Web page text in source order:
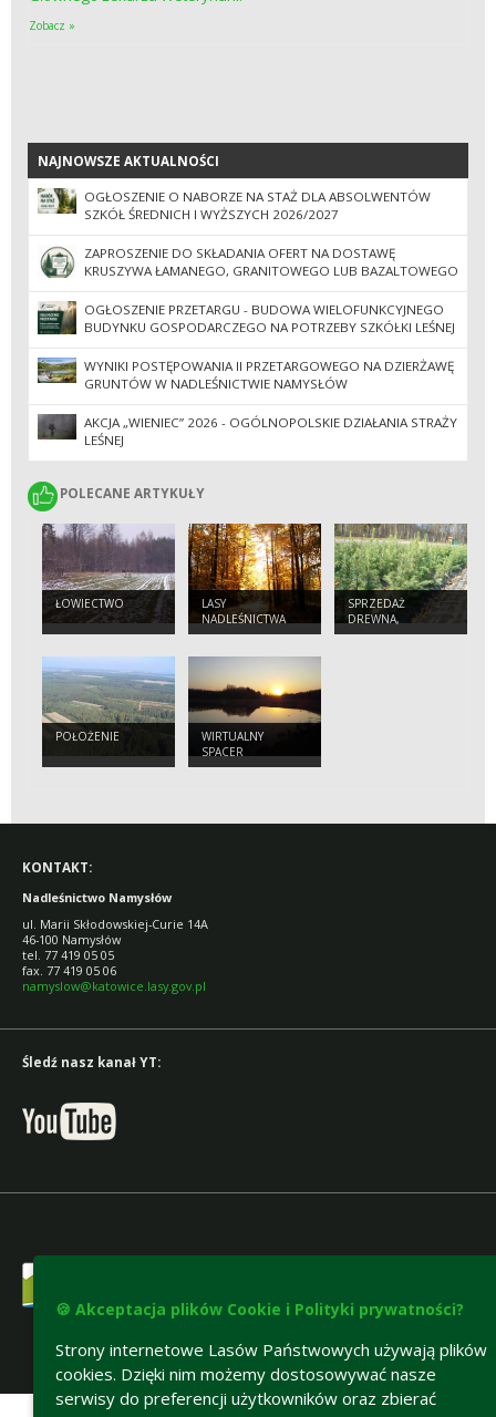
Zobacz »
NAJNOWSZE AKTUALNOŚCI
NAJNOWSZE AKTUALNOŚCI
OGŁOSZENIE O NABORZE NA STAŻ DLA ABSOLWENTÓW
SZKÓŁ ŚREDNICH I WYŻSZYCH 2026/2027
ZAPROSZENIE DO SKŁADANIA OFERT NA DOSTAWĘ
KRUSZYWA ŁAMANEGO, GRANITOWEGO LUB BAZALTOWEGO
OGŁOSZENIE PRZETARGU - BUDOWA WIELOFUNKCYJNEGO
BUDYNKU GOSPODARCZEGO NA POTRZEBY SZKÓŁKI LEŚNEJ
WYNIKI POSTĘPOWANIA II PRZETARGOWEGO NA DZIERŻAWĘ
GRUNTÓW W NADLEŚNICTWIE NAMYSŁÓW
AKCJA „WIENIEC” 2026 - OGÓLNOPOLSKIE DZIAŁANIA STRAŻY
LEŚNEJ
POLECANE ARTYKUŁY
POLECANE ARTYKUŁY
ŁOWIECTWO
LASY
NADLEŚNICTWA
SPRZEDAŻ
DREWNA,
CHOINEK I
POŁOŻENIE
WIRTUALNY
SPACER
KONTAKT:
Nadleśnictwo Namysłów
ul. Marii Skłodowskiej-Curie 14A
46-100 Namysłów
tel. 77 419 05 05
fax. 77 419 05 06
namyslow@katowice.lasy.gov.pl
Śledź nasz kanał YT:
Deklaracja dostępności
🍪 Akceptacja plików Cookie i Polityki prywatności?
Strony internetowe Lasów Państwowych używają plików
cookies. Dzięki nim możemy dostosowywać nasze
serwisy do preferencji użytkowników oraz zbierać